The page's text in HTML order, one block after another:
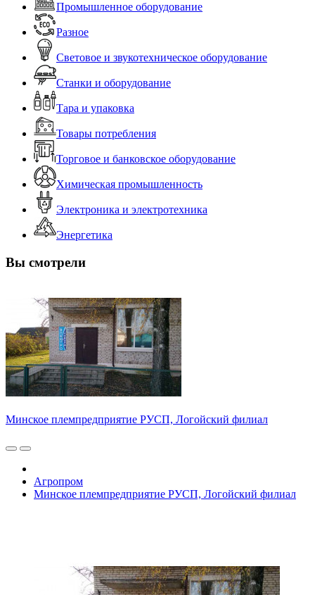
Промышленное оборудование
Разное
Световое и звукотехническое оборудование
Станки и оборудование
Тара и упаковка
Товары потребления
Торговое и банковское оборудование
Химическая промышленность
Электроника и электротехника
Энергетика
Вы смотрели
Минское племпредприятие РУСП, Логойский филиал
Агропром
Минское племпредприятие РУСП, Логойский филиал